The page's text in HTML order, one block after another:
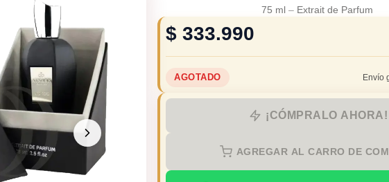
75 ml – Extrait de Parfum
$ 333.990
AGOTADO Envío
¡CÓMPRALO AHORA!
AGREGAR AL CARRO DE